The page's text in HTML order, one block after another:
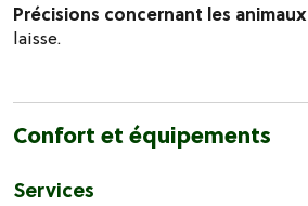
Précisions concernant les animaux
laisse.
Confort et équipements
Services